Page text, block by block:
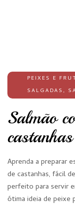
PEIXES E
SALGADAS,
Salmão
Aprenda a preparar
de castanhas, fácil
perfeito para servir
ótima ideia de peixe